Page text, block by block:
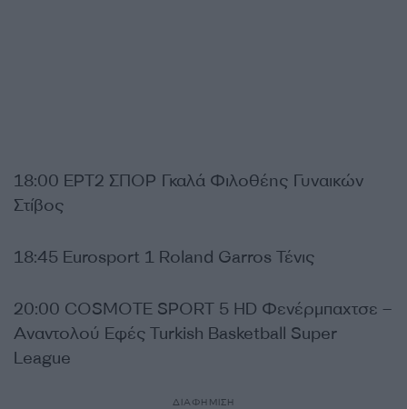
18:00 ΕΡΤ2 ΣΠΟΡ Γκαλά Φιλοθέης Γυναικών
Στίβος
18:45 Eurosport 1 Roland Garros Τένις
20:00 COSMOTE SPORT 5 HD Φενέρμπαχτσε –
Αναντολού Εφές Turkish Basketball Super
League
ΔΙΑΦΗΜΙΣΗ